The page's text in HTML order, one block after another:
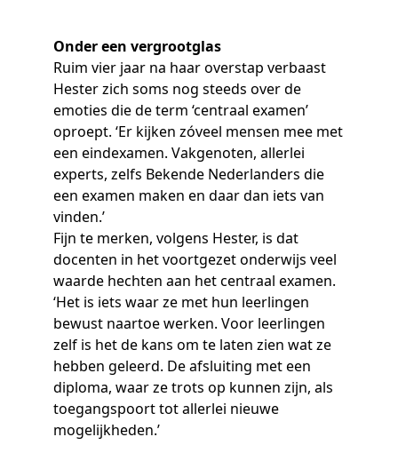
Onder een vergrootglas
Ruim vier jaar na haar overstap verbaast
Hester zich soms nog steeds over de
emoties die de term ‘centraal examen’
oproept. ‘Er kijken zóveel mensen mee met
een eindexamen. Vakgenoten, allerlei
experts, zelfs Bekende Nederlanders die
een examen maken en daar dan iets van
vinden.’
Fijn te merken, volgens Hester, is dat
docenten in het voortgezet onderwijs veel
waarde hechten aan het centraal examen.
‘Het is iets waar ze met hun leerlingen
bewust naartoe werken. Voor leerlingen
zelf is het de kans om te laten zien wat ze
hebben geleerd. De afsluiting met een
diploma, waar ze trots op kunnen zijn, als
toegangspoort tot allerlei nieuwe
mogelijkheden.’